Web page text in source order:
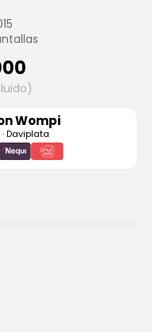
Wompi
· Daviplata